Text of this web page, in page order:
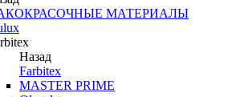
МАТЕРИАЛЫ
Назад
Farbitex
MASTER PRIME